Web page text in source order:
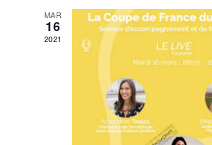
MAR
16
2021